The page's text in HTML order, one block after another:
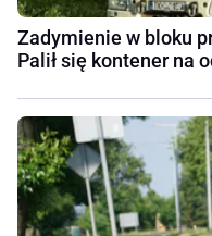
Zadymienie w bloku
Palił się kontener na